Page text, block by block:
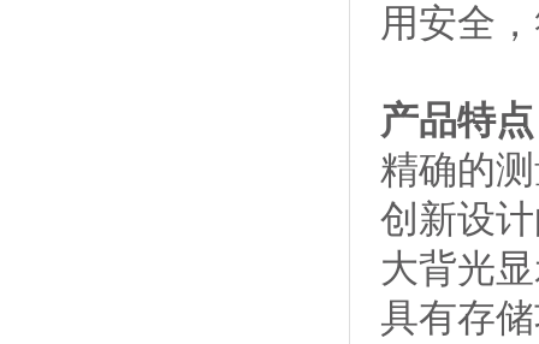
用安全
产品特点
精确的
创新设
大背光
具有存